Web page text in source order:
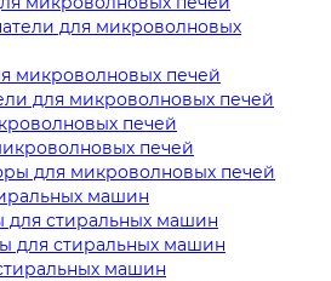
для микроволновых
микроволновых печей
для микроволновых печей
печей
печей
для микроволновых печей
машин
для стиральных машин
для стиральных машин
машин